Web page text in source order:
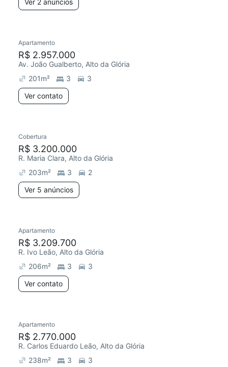
Ver 2 anúncios
Apartamento
R$ 2.957.000
Av. João Gualberto, Alto da Glória
201m² 3
3
Ver contato
Cobertura
R$ 3.200.000
R. Maria Clara, Alto da Glória
203m² 3
2
Ver 5 anúncios
Apartamento
R$ 3.209.700
R. Ivo Leão, Alto da Glória
206m² 3
3
Ver contato
Apartamento
R$ 2.770.000
R. Carlos Eduardo Leão, Alto da Glória
238m² 3
3